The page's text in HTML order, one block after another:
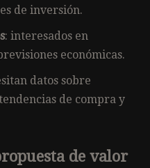
de inversión.
: interesados en
económicas.
datos sobre
de compra y
de valor